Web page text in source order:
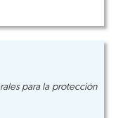
para la protección